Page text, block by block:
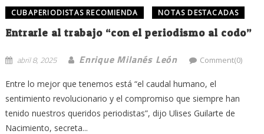
CUBAPERIODISTAS RECOMIENDA NOTAS DESTACADAS
Entrarle al trabajo “con el periodismo al codo”
abril 8, 2025 Enrique Milanés León Comment(0)
Entre lo mejor que tenemos está “el caudal humano, el
sentimiento revolucionario y el compromiso que siempre han
tenido nuestros queridos periodistas”, dijo Ulises Guilarte de
Nacimiento, secreta...